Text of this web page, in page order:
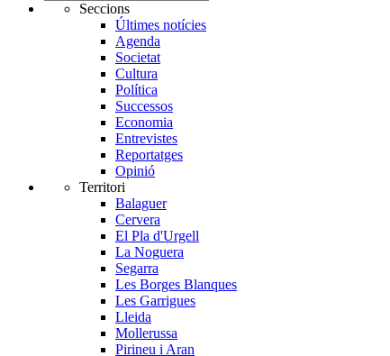
Seccions
Últimes notícies
Agenda
Societat
Cultura
Política
Successos
Economia
Entrevistes
Reportatges
Opinió
Territori
Balaguer
Cervera
El Pla d'Urgell
La Noguera
Segarra
Les Borges Blanques
Les Garrigues
Lleida
Mollerussa
Pirineu i Aran